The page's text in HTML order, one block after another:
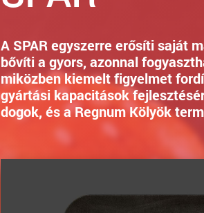
A SPAR egyszerre erősíti saját
bővíti a gyors, azonnal
miközben kiemelt figyelmet
gyártási kapacitások
dogok, és a Regnum Kölyök